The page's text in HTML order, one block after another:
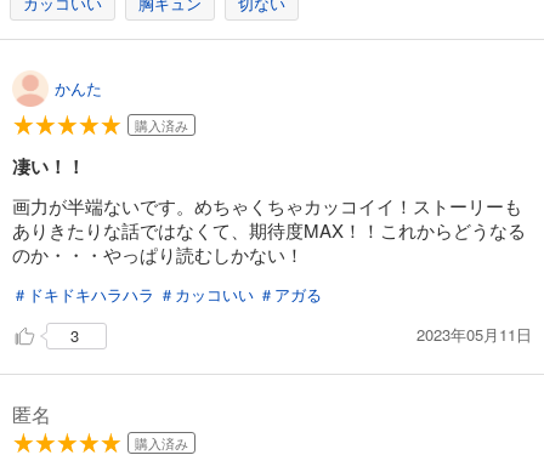
モンスターアンドゴースト act.15
試し読み
あらすじを表示する
モンスターアンドゴースト act.16
カート
かんた
購入済み
凄い！！
画力が半端ないです。めちゃくちゃカッコイイ！ストーリーも
ありきたりな話ではなくて、期待度MAX！！これからどうなる
のか・・・やっぱり読むしかない！
＃ドキドキハラハラ ＃カッコいい ＃アガる
3
2023年05月11日
匿名
購入済み